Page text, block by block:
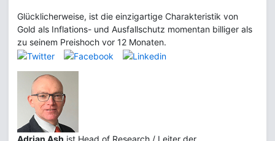
Glücklicherweise, ist die einzigartige Charakteristik von
Gold als Inflations- und Ausfallschutz momentan billiger als
zu seinem Preishoch vor 12 Monaten.
Adrian Ash ist Head of Research / Leiter der